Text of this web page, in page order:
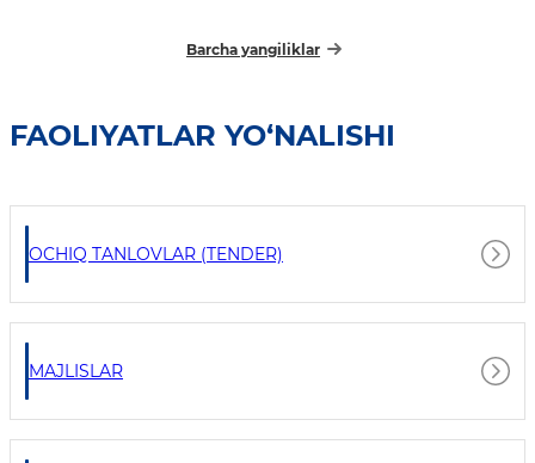
Barcha yangiliklar
FAOLIYATLAR YO‘NALISHI
OCHIQ TANLOVLAR (TENDER)
MAJLISLAR